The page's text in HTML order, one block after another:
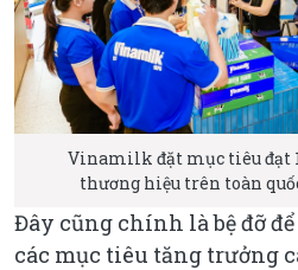
Vinamilk đặt mục tiêu đạt
thương hiệu trên toàn
Đây cũng chính là bệ đỡ
các mục tiêu tăng trưởng